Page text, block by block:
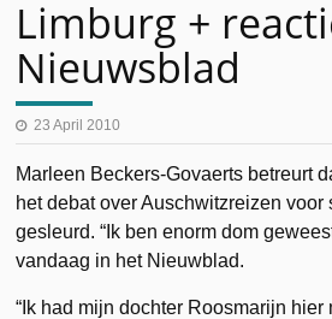
Limburg +
Nieuwsblad
23 April 2010
Marleen Beckers-Govaerts betreurt
het debat over Auschwitzreizen
gesleurd. “Ik ben enorm dom
vandaag in het Nieuwblad.
“Ik had mijn dochter Roosmarijn hier